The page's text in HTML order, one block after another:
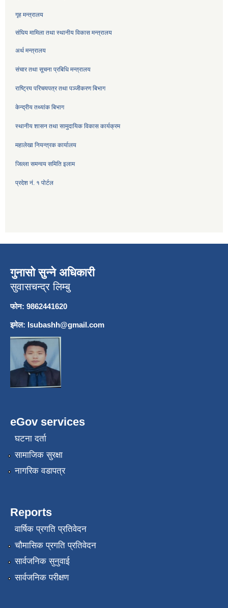
गृह मन्त्रालय
संघिय मामिला तथा स्थानीय विकास मन्त्रालय
अर्थ मन्त्रालय
संचार तथा सूचना प्रबिधि मन्त्रालय
राष्ट्रिय परिचयपत्र तथा पञ्जीकरण बिभाग
केन्द्रीय तथ्यांक बिभाग
स्थानीय शासन तथा सामुदायिक विकास कार्यक्रम
महालेखा नियन्त्रक कार्यालय
जिल्ला समन्वय समिति इलाम
प्रदेश नं. १ पोर्टल
गुनासो सुन्ने अधिकारी
सुवासचन्द्र लिम्बु
फोन: 9862441620
इमेल: lsubashh@gmail.com
eGov services
घटना दर्ता
सामाजिक सुरक्षा
नागरिक वडापत्र
Reports
वार्षिक प्रगति प्रतिवेदन
चौमासिक प्रगति प्रतिवेदन
सार्वजनिक सुनुवाई
सार्वजनिक परीक्षण